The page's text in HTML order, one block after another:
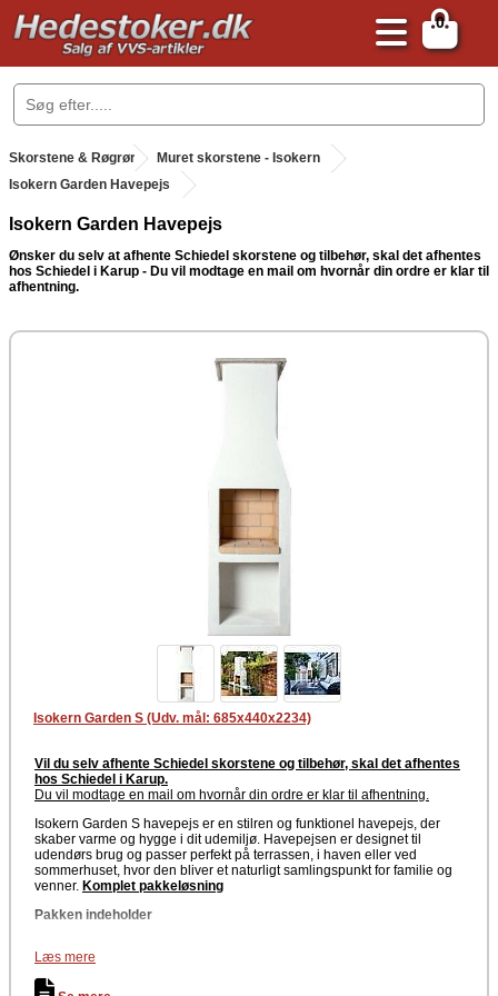
0
.
Skorstene & Røgrør . Muret skorstene - Isokern
Isokern Garden Havepejs
Isokern Garden Havepejs
Ønsker du selv at afhente Schiedel skorstene og tilbehør, skal det afhentes
hos Schiedel i Karup - Du vil modtage en mail om hvornår din ordre er klar til
afhentning.
Isokern Garden S (Udv. mål: 685x440x2234)
Vil du selv afhente Schiedel skorstene og tilbehør, skal det afhentes
hos Schiedel i Karup.
Du vil modtage en mail om hvornår din ordre er klar til afhentning.
Isokern Garden S havepejs er en stilren og funktionel havepejs, der
skaber varme og hygge i dit udemiljø. Havepejsen er designet til
udendørs brug og passer perfekt på terrassen, i haven eller ved
sommerhuset, hvor den bliver et naturligt samlingspunkt for familie og
venner. Komplet pakkeløsning
Pakken indeholder
Ildfaste sten
Lim til samling af pejs og skorsten
Læs mere